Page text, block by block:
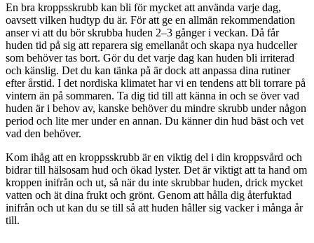
En bra kroppsskrubb kan bli för mycket att använda varje dag,
oavsett vilken hudtyp du är. För att ge en allmän rekommendation
anser vi att du bör skrubba huden 2–3 gånger i veckan. Då får
huden tid på sig att reparera sig emellanåt och skapa nya hudceller
som behöver tas bort. Gör du det varje dag kan huden bli irriterad
och känslig. Det du kan tänka på är dock att anpassa dina rutiner
efter årstid. I det nordiska klimatet har vi en tendens att bli torrare på
vintern än på sommaren. Ta dig tid till att känna in och se över vad
huden är i behov av, kanske behöver du mindre skrubb under någon
period och lite mer under en annan. Du känner din hud bäst och vet
vad den behöver.
Kom ihåg att en kroppsskrubb är en viktig del i din kroppsvård och
bidrar till hälsosam hud och ökad lyster. Det är viktigt att ta hand om
kroppen inifrån och ut, så när du inte skrubbar huden, drick mycket
vatten och ät dina frukt och grönt. Genom att hålla dig återfuktad
inifrån och ut kan du se till så att huden håller sig vacker i många år
till.